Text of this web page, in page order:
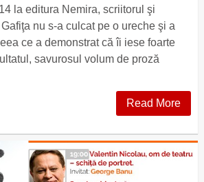
la editura Nemira, scriitorul şi
nu s-a culcat pe o ureche şi a
ce a demonstrat că îi iese foarte
savurosul volum de proză
Read More